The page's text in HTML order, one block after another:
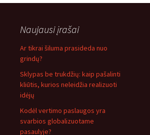
Naujausi įrašai
Ar tikrai šiluma prasideda nuo
grindų?
Sklypas be trukdžių: kaip pašalinti
kliūtis, kurios neleidžia realizuoti
idėjų
Kodėl vertimo paslaugos yra
svarbios globalizuotame
pasaulyje?